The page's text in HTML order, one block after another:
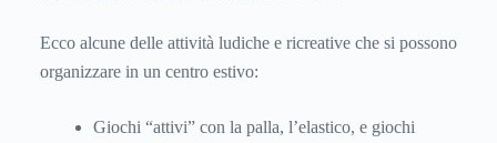
Ecco alcune delle attività ludiche e ricreative che si possono
organizzare in un centro estivo:
Giochi “attivi” con la palla, l’elastico, e giochi